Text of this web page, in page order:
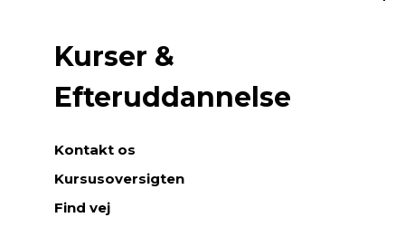
Kurser &
Efteruddannelse
Kontakt os
Kursusoversigten
Find vej